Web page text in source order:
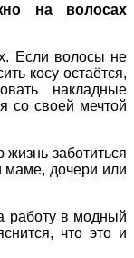
на волосах
Если волосы не
косу остаётся,
накладные
со своей мечтой
заботиться
маме, дочери или
работу в модный
что это и